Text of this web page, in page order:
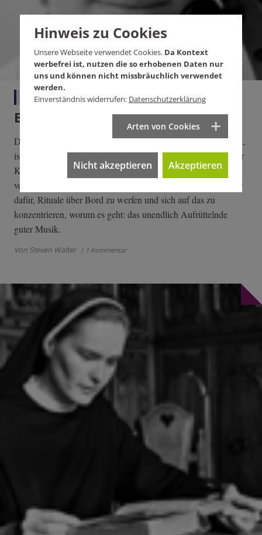
Debatte
Beethoven, wir haben ein Problem
Der Betrieb der klassischen Musik, von Steuergeldern gestützt,
ist reif fürs Museum. Aber nicht die klassische Musik ist in der
Krise, sondern es sind die, die diesen Klassikbetrieb
verantworten. Ein Plädoyer des jungen Cellisten Steven Walter
dafür, Rituale über Bord zu werfen und sich auf das zu
konzentrieren, worum es geht: das unendlich Aufrüttelnde
guter Musik.
Von Steven Walter | 1 Kommentar
Hinweis zu Cookies
Unsere Webseite verwendet Cookies. Da Kontext
werbefrei ist, nutzen die so erhobenen Daten nur
uns und können nicht missbräuchlich verwendet
werden.
Einverständnis widerrufen: Datenschutzerklärung
Arten von Cookies
Nicht akzeptieren Akzeptieren